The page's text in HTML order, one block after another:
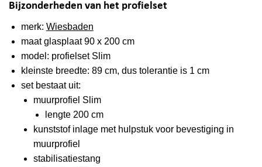
Bijzonderheden van het profielset
merk: Wiesbaden
maat glasplaat 90 x 200 cm
model: profielset Slim
kleinste breedte: 89 cm, dus tolerantie is 1 cm
set bestaat uit:
muurprofiel Slim
lengte 200 cm
kunststof inlage met hulpstuk voor bevestiging in
muurprofiel
stabilisatiestang